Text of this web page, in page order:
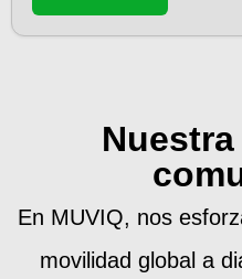
En MUVIQ, nos
movilidad global a